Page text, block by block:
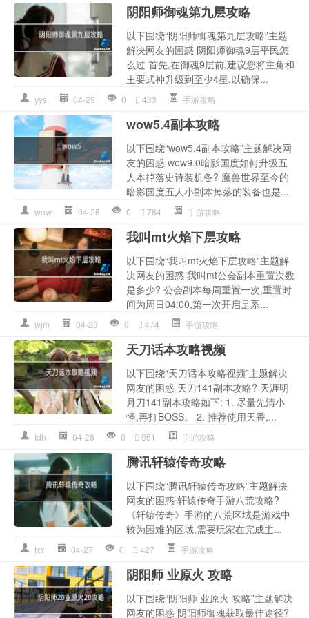
阴阳师御魂第九层攻略
以下围绕“阴阳师御魂第九层攻略”主题
解决网友的困惑 阴阳师御魂9层平民怎
么过 首先,在御魂9层前,建议您将主角和
主要式神升级到至少4星,以确保...
yys 04-29 0 433 手游攻略
wow5.4副本攻略
以下围绕“wow5.4副本攻略”主题解决网
友的困惑 wow9.0暗影国度如何升级五
人本掉落史诗装机备? 魔兽世界至今的
暗影国度五人小副本掉落的装备也是...
wow 04-28 0 764 手游攻略
我叫mt火焰下层攻略
以下围绕“我叫mt火焰下层攻略”主题解
决网友的困惑 我叫mt公会副本重置次数
是多少? 公会副本每周重置一次,重置时
间为周日04:00,第一次开启是系...
wjm 04-28 0 474 手游攻略
天刀话本攻略视频
以下围绕“天刀话本攻略视频”主题解决
网友的困惑 天刀141副本攻略? 天涯明
月刀141副本攻略如下: 1. 尽量先清小
怪,再打BOSS。 2. 推荐使用天香,...
tdh 04-28 0 951 手游攻略
腾讯轩辕传奇攻略
以下围绕“腾讯轩辕传奇攻略”主题解决
网友的困惑 轩辕传奇手游八荒攻略?
《轩辕传奇》手游的八荒区域是游戏中
较为困难的区域,需要玩家在完成主...
txx 04-27 0 427 手游攻略
阴阳师 业原火 攻略
以下围绕“阴阳师 业原火 攻略”主题解决
网友的困惑 阴阳师御魂获取最佳途径?